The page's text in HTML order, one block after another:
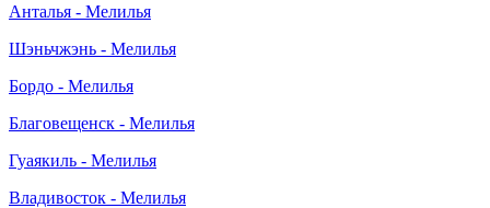
Анталья - Мелилья
Шэньчжэнь - Мелилья
Бордо - Мелилья
Благовещенск - Мелилья
Гуаякиль - Мелилья
Владивосток - Мелилья